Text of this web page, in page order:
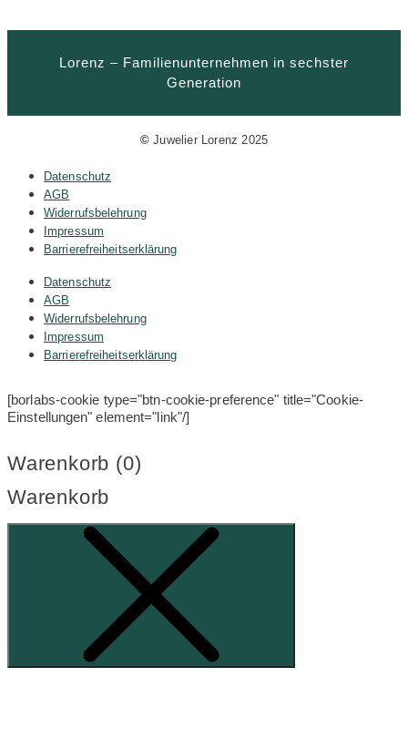
Lorenz – Familienunternehmen in sechster
Generation
© Juwelier Lorenz 2025
Datenschutz
AGB
Widerrufsbelehrung
Impressum
Barrierefreiheitserklärung
Datenschutz
AGB
Widerrufsbelehrung
Impressum
Barrierefreiheitserklärung
[borlabs-cookie type="btn-cookie-preference" title="Cookie-
Einstellungen" element="link"/]
Warenkorb (0)
Warenkorb